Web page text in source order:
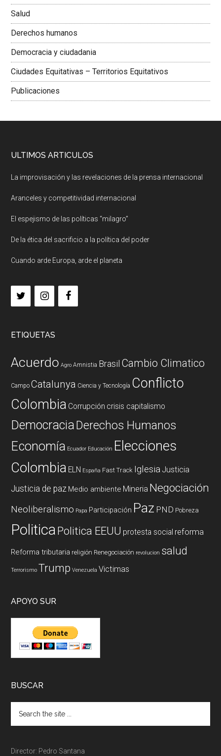
Salud
Derechos humanos
Democracia y ciudadania
Ciudades Equitativas – Territorios Equitativos
Publicaciones
ULTIMOS ARTICULOS
La improvisación y las revelaciones de la prensa internacional
Aranceles y competitividad internacional
El espejismo de las políticas “milagro”
De la ética del sacrificio a la política del poder
Cuando arde Europa, arde el planeta
ETIQUETAS
Acuerdo Agro Amnistia Brasil Cambio Climatico
Campo Catalunya Ciencia y Tecnología Conflicto
Colombia Corrupción crisis capitalismo
DemocraciaDerechos Humanos
Economía Ecuador Educación Elecciones
Colombia ELN España Fast Track Iglesia Justicia
Justicia de paz Medio ambiente Mineria Negociación
Neoliberalismo Papa Participación Paz PND Pobreza
PoliticaPolitica EEUU protesta social reforma
Reforma tributaria religión Renegociación revolucion salud
Terrorismo Trump Venezuela Victimas
APOYO SUR
BUSCAR
Director: Pedro Santana